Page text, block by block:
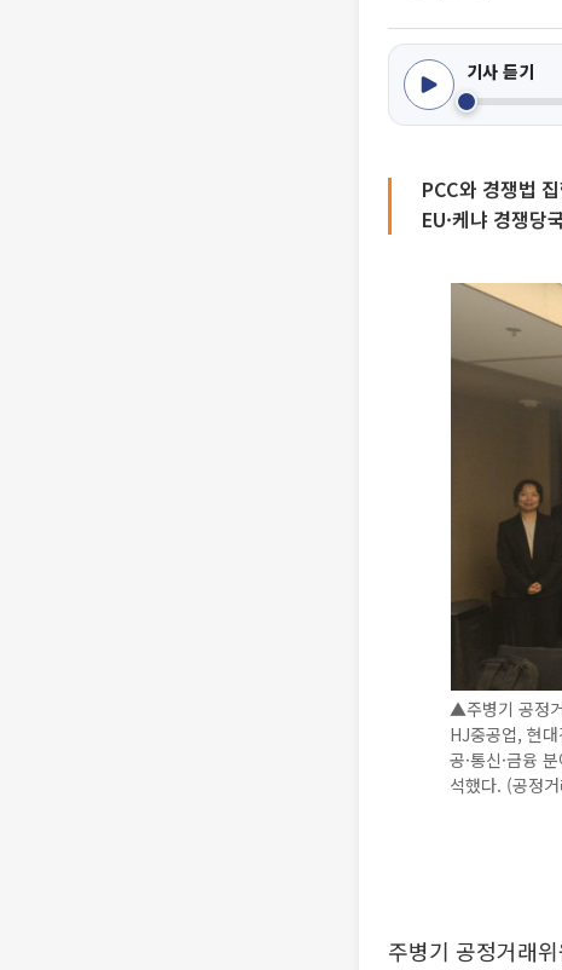
기사 듣기
PCC와 경쟁법
EU·케냐 경쟁당
▲주병기 공정
HJ중공업, 현
공·통신·금융
석했다. (공정
주병기 공정거래